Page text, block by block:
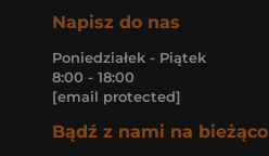
Napisz do nas
Poniedziałek - Piątek
8:00 - 18:00
[email protected]
Bądź z nami na bieżąco